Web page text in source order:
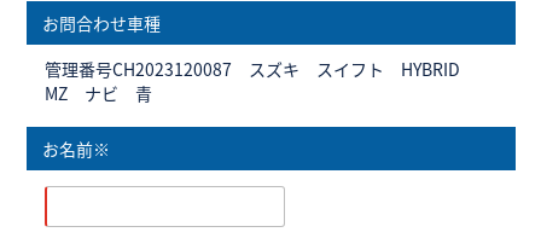
お問合わせ車種
管理番号CH2023120087 スズキ スイフト HYBRID
MZ ナビ 青
お名前※